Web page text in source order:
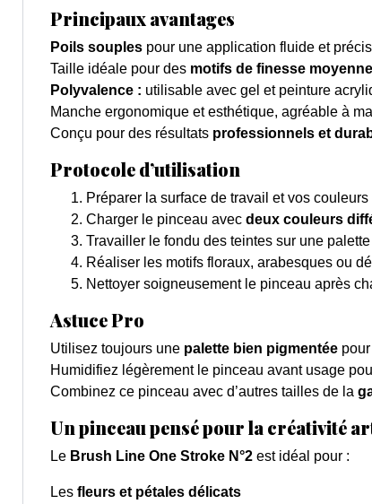
Principaux avantages
Poils souples pour une application fluide et
Taille idéale pour des motifs de finesse moyenne
Polyvalence : utilisable avec gel et peinture
Manche ergonomique et esthétique, agréable à
Conçu pour des résultats professionnels et
Protocole d’utilisation
Préparer la surface de travail et vos
Charger le pinceau avec deux couleurs
Travailler le fondu des teintes sur une
Réaliser les motifs floraux, arabesques ou
Nettoyer soigneusement le pinceau après
Astuce Pro
Utilisez toujours une palette bien pigmentée
Humidifiez légèrement le pinceau avant usage
Combinez ce pinceau avec d’autres tailles de la
Un pinceau pensé pour la créativité
Le Brush Line One Stroke N°2 est idéal pour :
Les fleurs et pétales délicats